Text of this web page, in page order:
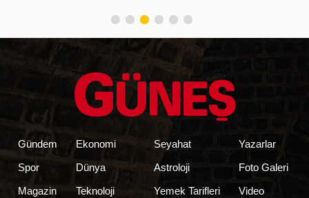
Gündem
Spor
Magazin
Ekonomi
Dünya
Teknoloji
Seyahat
Astroloji
Yemek Tarifleri
Yazarlar
Foto Galeri
Video